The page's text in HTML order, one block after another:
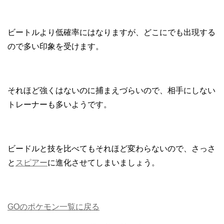
ビートルより低確率にはなりますが、どこにでも出現する
ので多い印象を受けます。
それほど強くはないのに捕まえづらいので、相手にしない
トレーナーも多いようです。
ビードルと技を比べてもそれほど変わらないので、さっさ
と スピアーに進化させてしまいましょう。
GOのポケモン一覧に戻る